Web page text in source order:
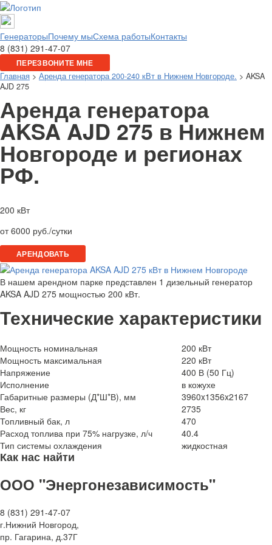
ГенераторыПочему мыСхема работыКонтакты
8 (831) 291-47-07
ПЕРЕЗВОНИТЕ МНЕ
Главная > Аренда генератора 200-240 кВт в Нижнем Новгороде. > AKSA
AJD 275
Аренда генератора
AKSA AJD 275 в Нижнем
Новгороде и регионах
РФ.
200 кВт
от 6000 руб./сутки
АРЕНДОВАТЬ
В нашем арендном парке представлен 1 дизельный генератор
AKSA AJD 275 мощностью 200 кВт.
Технические характеристики
Мощность номинальная
200 кВт
Мощность максимальная
220 кВт
Напряжение
400 В (50 Гц)
Исполнение
в кожухе
Габаритные размеры (Д*Ш*В), мм
3960x1356x2167
Вес, кг
2735
Топливный бак, л
470
Расход топлива при 75% нагрузке, л/ч
40.4
Тип системы охлаждения
жидкостная
Как нас найти
ООО "Энергонезависимость"
8 (831) 291-47-07
г.Нижний Новгород,
пр. Гагарина, д.37Г